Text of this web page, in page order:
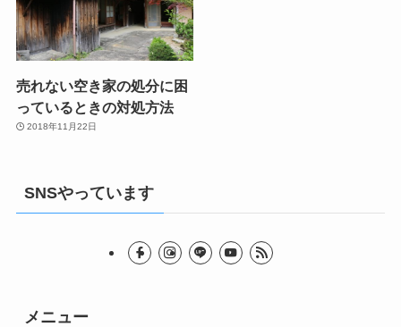
売れない空き家の処分に困
っているときの対処方法
2018年11月22日
SNSやっています
メニュー